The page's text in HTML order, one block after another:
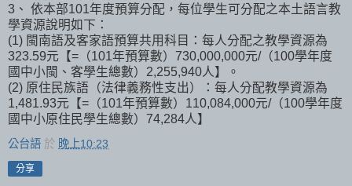
3、 依本部101年度預算分配，每位學生可分配之本土語言教
學資源說明如下：
(1) 閩南語及客家語預算共用科目：每人分配之教學資源為
323.59元【=（101年預算數）730,000,000元/（100學年度
國中小閩、客學生總數）2,255,940人】。
(2) 原住民族語（法律義務性支出）：每人分配教學資源為
1,481.93元【=（101年預算數）110,084,000元/（100學年度
國中小原住民學生總數）74,284人】
公台語 於 晚上10:23
分享